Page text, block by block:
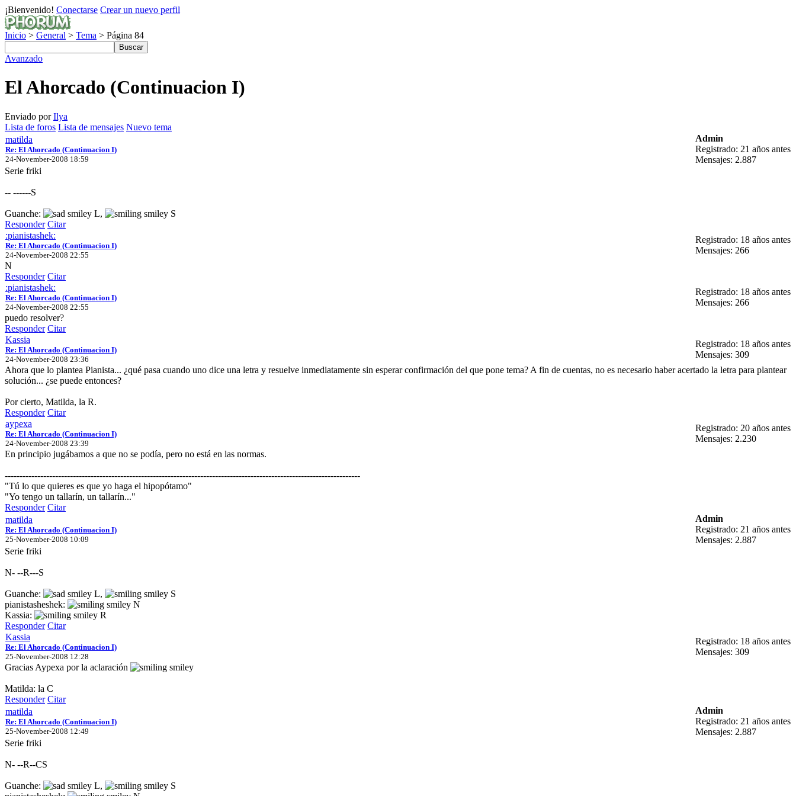
¡Bienvenido! Conectarse Crear un nuevo perfil
Inicio > General > Tema > Página 84
Avanzado
El Ahorcado (Continuacion I)
Enviado porIlya
Lista de foros Lista de mensajes Nuevo tema
matilda
Re: El Ahorcado (Continuacion I)
24-November-2008 18:59
Admin
Registrado: 21 años antes
Mensajes: 2.887
Serie friki
-- ------S
Guanche: L,
S
Responder Citar
:pianistashek:
Re: El Ahorcado (Continuacion I)
24-November-2008 22:55
Registrado: 18 años antes
Mensajes: 266
N
Responder Citar
:pianistashek:
Re: El Ahorcado (Continuacion I)
24-November-2008 22:55
Registrado: 18 años antes
Mensajes: 266
puedo resolver?
Responder Citar
Kassia
Re: El Ahorcado (Continuacion I)
24-November-2008 23:36
Registrado: 18 años antes
Mensajes: 309
Ahora que lo plantea Pianista... ¿qué pasa cuando uno dice una letra y resuelve inmediatamente sin esperar confirmación del que pone tema? A fin de cuentas, no es necesario haber acertado la letra para plantear
solución... ¿se puede entonces?
Por cierto, Matilda, la R.
Responder Citar
aypexa
Re: El Ahorcado (Continuacion I)
24-November-2008 23:39
Registrado: 20 años antes
Mensajes: 2.230
En principio jugábamos a que no se podía, pero no está en las normas.
------------------------------------------------------------------------------------------------------------------------
"Tú lo que quieres es que yo haga el hipopótamo"
"Yo tengo un tallarín, un tallarín..."
Responder Citar
matilda
Re: El Ahorcado (Continuacion I)
25-November-2008 10:09
Admin
Registrado: 21 años antes
Mensajes: 2.887
Serie friki
N- --R---S
Guanche: L,
S
pianistasheshek:
N
Kassia:
R
Responder Citar
Kassia
Re: El Ahorcado (Continuacion I)
25-November-2008 12:28
Registrado: 18 años antes
Mensajes: 309
Gracias Aypexa por la aclaración
Matilda: la C
Responder Citar
matilda
Re: El Ahorcado (Continuacion I)
25-November-2008 12:49
Admin
Registrado: 21 años antes
Mensajes: 2.887
Serie friki
N- --R--CS
Guanche: L,
S